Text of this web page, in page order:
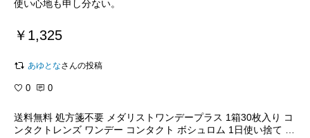
使い心地も申し分ない。
￥1,325
あゆとなさんの投稿
0 0
送料無料 処方箋不要 メダリストワンデープラス 1箱30枚入り コ
ンタクトレンズ ワンデー コンタクト ボシュロム 1日使い捨て メ